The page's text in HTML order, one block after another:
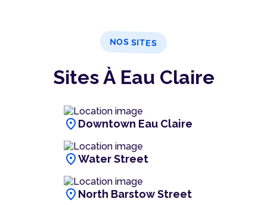
NOS SITES
Sites À Eau Claire
location_on Downtown Eau Claire
location_onWater Street
location_on North Barstow Street